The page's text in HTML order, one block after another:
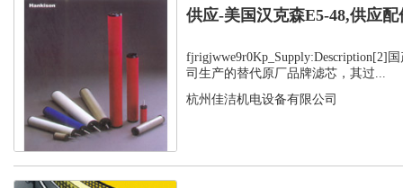
供应-美国汉克森E5-48,供应配
fjrigjwwe9r0Kp_Supply:Description[2]
司生产的替代原厂品牌滤芯，其过...
杭州佳洁机电设备有限公司